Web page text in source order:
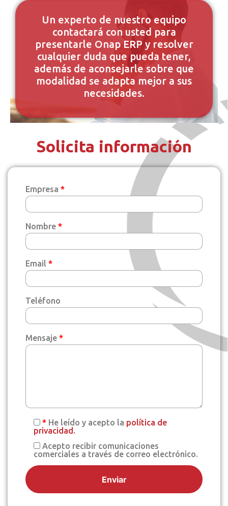
Un experto de nuestro equipo
contactará con usted para
presentarle Onap ERP y resolver
cualquier duda que pueda tener,
además de aconsejarle sobre que
modalidad se adapta mejor a sus
necesidades.
Solicita información
Empresa *
Nombre *
Email *
Teléfono
Mensaje *
* He leído y acepto la política de
privacidad.
Acepto recibir comunicaciones
comerciales a través de correo electrónico.